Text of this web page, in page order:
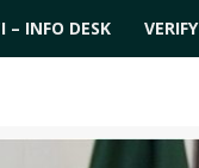
– INFO DESK VERIFY